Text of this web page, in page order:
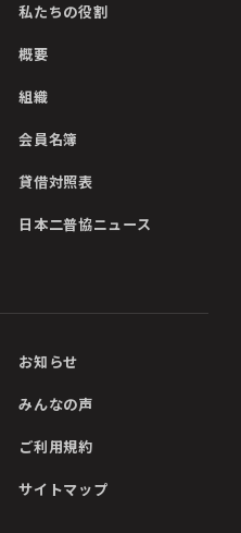
私たちの役割
概要
組織
会員名簿
貸借対照表
日本二普協ニュース
お知らせ
みんなの声
ご利用規約
サイトマップ